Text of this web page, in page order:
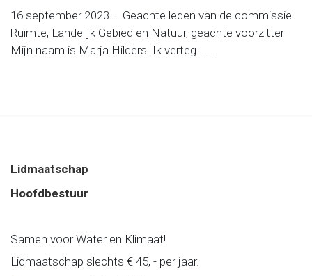
16 september 2023 – Geachte leden van de commissie
Ruimte, Landelijk Gebied en Natuur, geachte voorzitter
Mijn naam is Marja Hilders. Ik verteg......
Lidmaatschap
Hoofdbestuur
Samen voor Water en Klimaat!
Lidmaatschap slechts € 45, - per jaar.